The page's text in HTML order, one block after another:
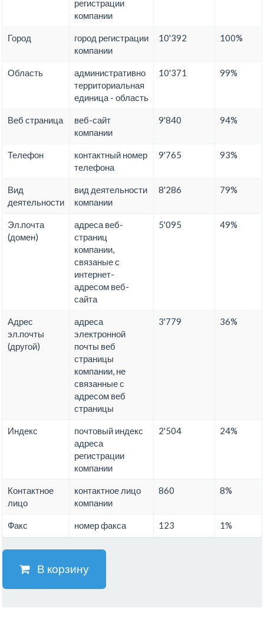
регистрации
компании
Город
город регистрации
компании
10'392 100%
Область
административно
территориальная
единица - область
10'371 99%
Веб страница
веб-сайт
компании
9'840 94%
Телефон
контактный номер
телефона
9'765 93%
Вид
деятельности
вид деятельности
компании
8'286 79%
Эл.почта
(домен)
адреса веб-
страниц
компании,
связаные с
интернет-
адресом веб-
сайта
5'095 49%
Адрес
эл.почты
(другой)
адреса
электронной
почты веб
страницы
компании, не
связанные с
адресом веб
страницы
3'779 36%
Индекс
почтовый индекс
адреса
регистрации
компании
2'504 24%
Контактное
лицо
контактное лицо
компании
860 8%
Факс номер факса 123 1%
В корзину